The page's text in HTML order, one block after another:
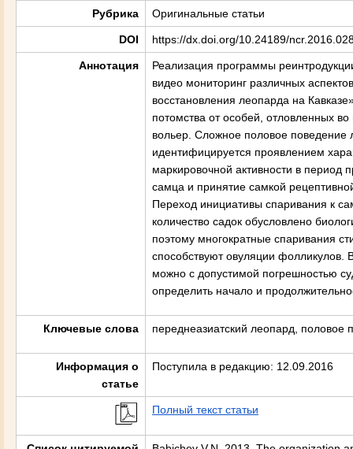
Рубрика Оригинальные статьи
DOI https://dx.doi.org/10.24189/
Аннотация
Реализация программы
видео мониторинг различных
восстановления леопарда на
потомства от особей, отловленных
вольер. Сложное половое
идентифицируется проявлением
маркировочной активности в период
самца и принятие самкой
Переход инициативы спаривания к
количество садок обусловлено
поэтому многократные спаривания
способствуют овуляции фолликулов.
можно с допустимой погрешностью
определить начало и
Ключевые слова переднеазиатский леопард, половое
Информация о
статье
Поступила в редакцию: 12.09.2016
Полный текст статьи